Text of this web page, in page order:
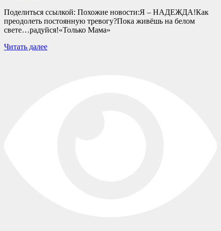
Поделиться ссылкой: Похожие новости:Я – НАДЕЖДА!Как
преодолеть постоянную тревогу?Пока живёшь на белом
свете…радуйся!«Только Мама»
Читать далее